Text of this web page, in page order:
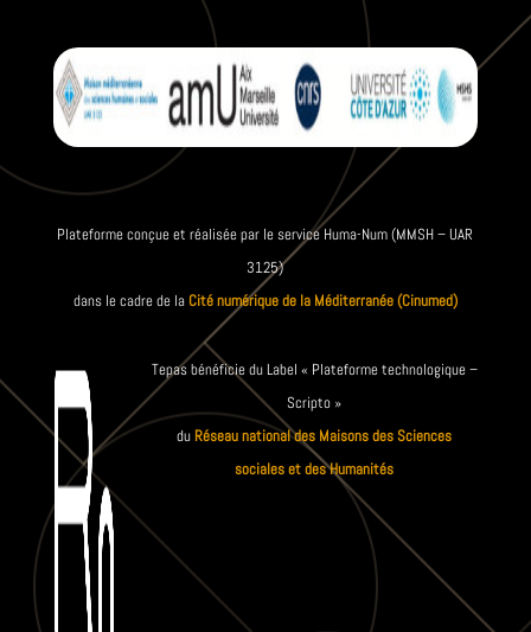
Plateforme conçue et réalisée par le service Huma-Num (MMSH – UAR
3125)
dans le cadre de la Cité numérique de la Méditerranée (Cinumed)
Tepas bénéficie du Label « Plateforme technologique –
Scripto »
du Réseau national des Maisons des Sciences
sociales et des Humanités